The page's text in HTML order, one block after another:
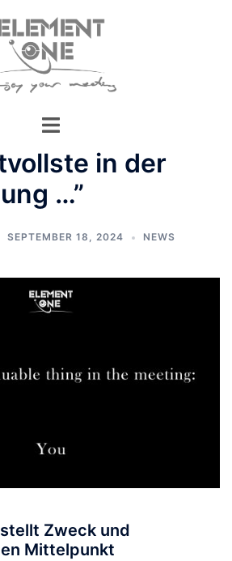
in der
…”
SEPTEMBER 18, 2024 NEWS
stellt Zweck und
Mittelpunkt